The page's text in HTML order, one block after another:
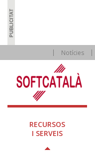
Notícies
RECURSOS
I SERVEIS